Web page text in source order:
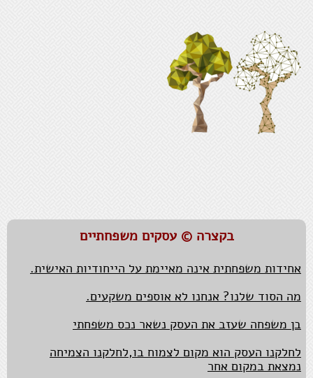
בקצרה © עסקים משפחתיים
למרבה השמחה אי הסכמות גילו לנו עד כמה אנו אוהבים.
נמצאת במקום אחר